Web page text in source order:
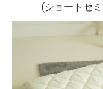
(ショートセ